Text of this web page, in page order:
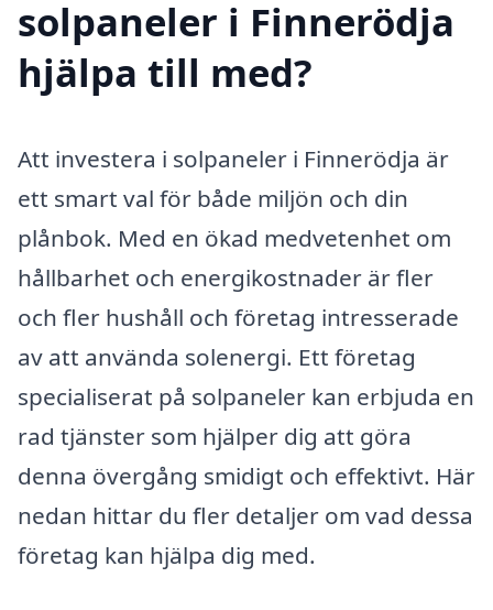
solpaneler i Finnerödja
hjälpa till med?
Att investera i solpaneler i Finnerödja är
ett smart val för både miljön och din
plånbok. Med en ökad medvetenhet om
hållbarhet och energikostnader är fler
och fler hushåll och företag intresserade
av att använda solenergi. Ett företag
specialiserat på solpaneler kan erbjuda en
rad tjänster som hjälper dig att göra
denna övergång smidigt och effektivt. Här
nedan hittar du fler detaljer om vad dessa
företag kan hjälpa dig med.